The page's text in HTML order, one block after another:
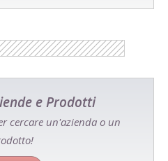
e Prodotti
cercare un'azienda o un